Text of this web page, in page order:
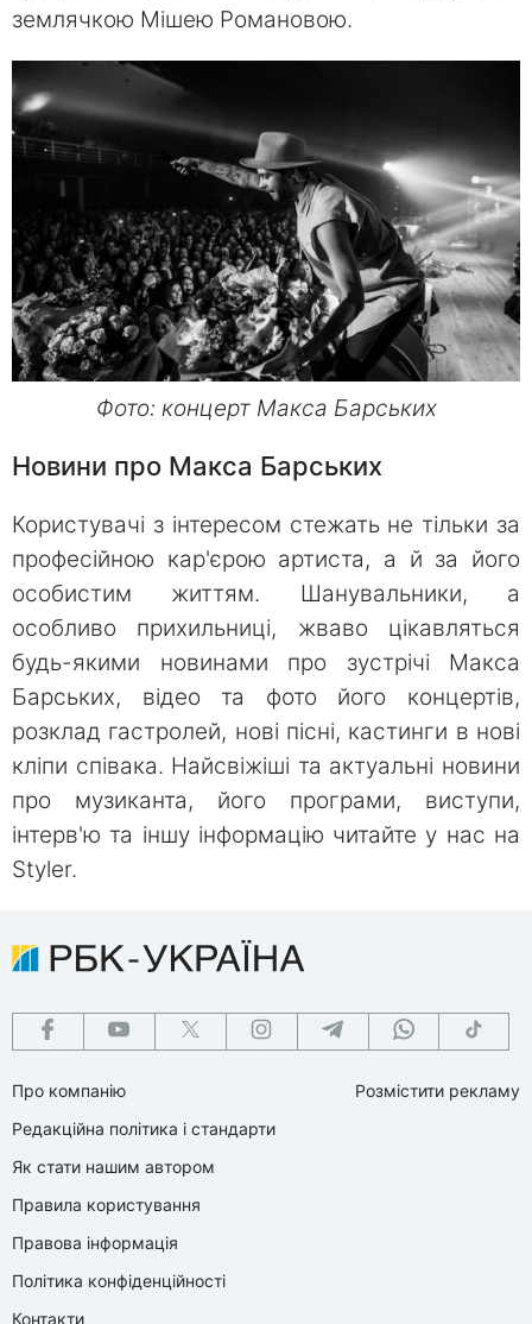
землячкою Мішею Романовою.
Фото: концерт Макса Барських
Новини про Макса Барських
Користувачі з інтересом стежать не тільки за
професійною кар'єрою артиста, а й за його
особистим життям. Шанувальники, а
особливо прихильниці, жваво цікавляться
будь-якими новинами про зустрічі Макса
Барських, відео та фото його концертів,
розклад гастролей, нові пісні, кастинги в нові
кліпи співака. Найсвіжіші та актуальні новини
про музиканта, його програми, виступи,
інтерв'ю та іншу інформацію читайте у нас на
Styler.
Про компанію
Редакційна політика і стандарти
Як стати нашим автором
Правила користування
Правова інформація
Політика конфіденційності
Контакти
Розмістити рекламу